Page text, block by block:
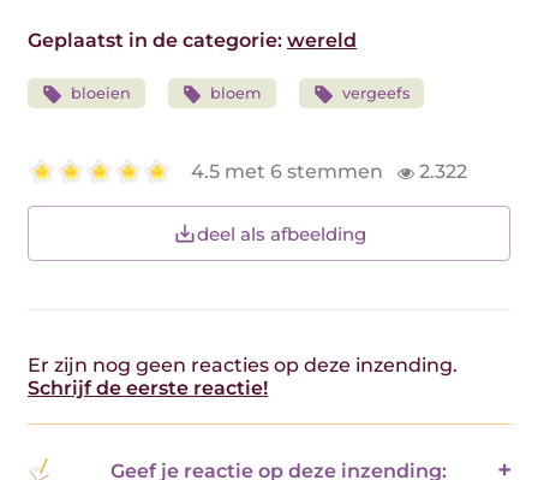
Geplaatst in de categorie: wereld
bloeien bloem vergeefs
4.5 met 6 stemmen 2.322
deel als afbeelding
Er zijn nog geen reacties op deze inzending.
Schrijf de eerste reactie!
Geef je reactie op deze inzending: